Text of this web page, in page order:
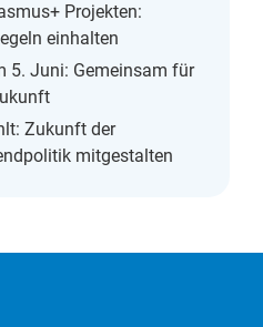
Projekten:
einhalten
5. Juni: Gemeinsam für
Zukunft der
mitgestalten